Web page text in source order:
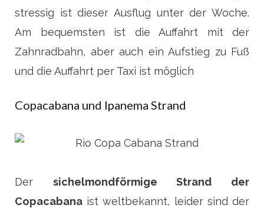
stressig ist dieser Ausflug unter der Woche.
Am bequemsten ist die Auffahrt mit der
Zahnradbahn, aber auch ein Aufstieg zu Fuß
und die Auffahrt per Taxi ist möglich
Copacabana und Ipanema Strand
Der sichelmondförmige Strand der
Copacabana ist weltbekannt, leider sind der